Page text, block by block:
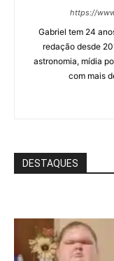
https://
Gabriel tem 24
redação desde
astronomia, mídia
com mais
DESTAQUES